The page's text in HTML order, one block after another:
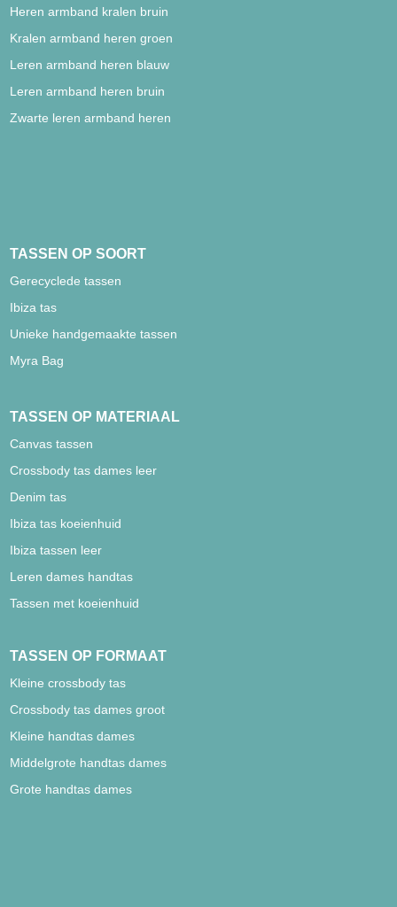
Heren armband kralen bruin
Kralen armband heren groen
Leren armband heren blauw
Leren armband heren bruin
Zwarte leren armband heren
TASSEN OP SOORT
Gerecyclede tassen
Ibiza tas
Unieke handgemaakte tassen
Myra Bag
TASSEN OP MATERIAAL
Canvas tassen
Crossbody tas dames leer
Denim tas
Ibiza tas koeienhuid
Ibiza tassen leer
Leren dames handtas
Tassen met koeienhuid
TASSEN OP FORMAAT
Kleine crossbody tas
Crossbody tas dames groot
Kleine handtas dames
Middelgrote handtas dames
Grote handtas dames